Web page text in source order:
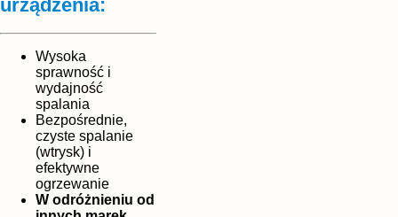
urządzenia:
Wysoka
sprawność i
wydajność
spalania
Bezpośrednie,
czyste spalanie
(wtrysk) i
efektywne
ogrzewanie
W odróżnieniu od